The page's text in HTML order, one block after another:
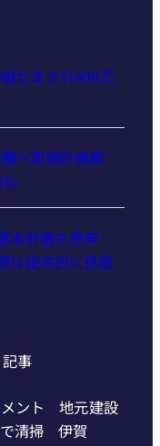
だまされ400万
へ実施計画案
本計画を答申
は抜本的に見直
事